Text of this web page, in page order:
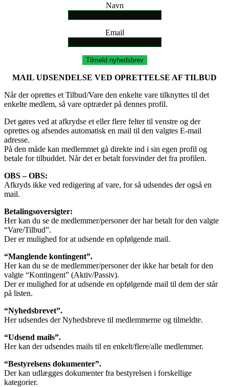
Navn
Email
Tilmeld nyhedsbrev
MAIL UDSENDELSE VED OPRETTELSE AF TILBUD
Når der oprettes et Tilbud/Vare den enkelte vare tilknyttes til det
enkelte medlem, så vare optræder på dennes profil.
Det gøres ved at afkrydse et eller flere felter til venstre og der
oprettes og afsendes automatisk en mail til den valgtes E-mail
adresse.
På den måde kan medlemmet gå direkte ind i sin egen profil og
betale for tilbuddet. Når det er betalt forsvinder det fra profilen.
OBS – OBS:
Afkryds ikke ved redigering af vare, for så udsendes der også en
mail.
Betalingsoversigter:
Her kan du se de medlemmer/personer der har betalt for den valgte
“Vare/Tilbud”.
Der er mulighed for at udsende en opfølgende mail.
“Manglende kontingent”.
Her kan du se de medlemmer/personer der ikke har betalt for den
valgte “Kontingent” (Aktiv/Passiv).
Der er mulighed for at udsende en opfølgende mail til dem der står
på listen.
“Nyhedsbrevet”.
Her udsendes der Nyhedsbreve til medlemmerne og tilmeldte.
“Udsend mails”.
Her kan der udsendes mails til en enkelt/flere/alle medlemmer.
“Bestyrelsens dokumenter”.
Der kan udlægges dokumenter fra bestyrelsen i forskellige
kategorier.